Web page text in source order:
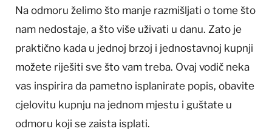
Na odmoru želimo što manje razmišljati o tome što
nam nedostaje, a što više uživati u danu. Zato je
praktično kada u jednoj brzoj i jednostavnoj kupnji
možete riješiti sve što vam treba. Ovaj vodič neka
vas inspirira da pametno isplanirate popis, obavite
cjelovitu kupnju na jednom mjestu i guštate u
odmoru koji se zaista isplati.